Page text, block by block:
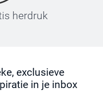
herdruk
exclusieve
in je inbox